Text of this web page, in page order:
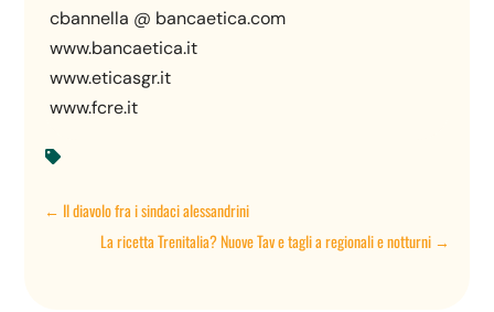
cbannella @ bancaetica.com
www.bancaetica.it
www.eticasgr.it
www.fcre.it

← Il diavolo fra i sindaci alessandrini
La ricetta Trenitalia? Nuove Tav e tagli a regionali e notturni→